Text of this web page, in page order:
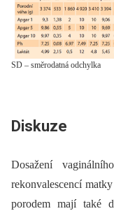
SD – směrodatná odchylka
Diskuze
Dosažení
rekonvalescencí
porodem mají také